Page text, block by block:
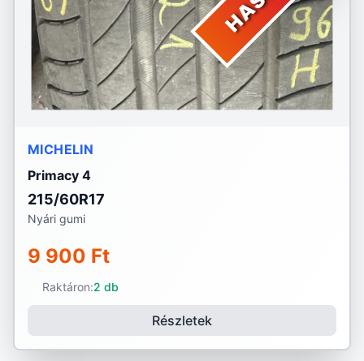
MICHELIN
Primacy 4
215/60R17
Nyári gumi
9 900 Ft
Raktáron:2 db
Részletek